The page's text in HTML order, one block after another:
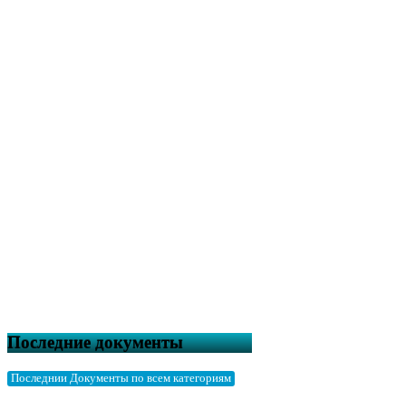
Последние документы
Последнии Документы по всем категориям